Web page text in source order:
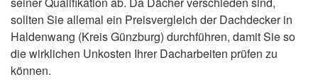
sollten Sie allemal ein Preisvergleich der Dachdecker in
Haldenwang (Kreis Günzburg) durchführen, damit Sie so
die wirklichen Unkosten Ihrer Dacharbeiten prüfen zu
können.